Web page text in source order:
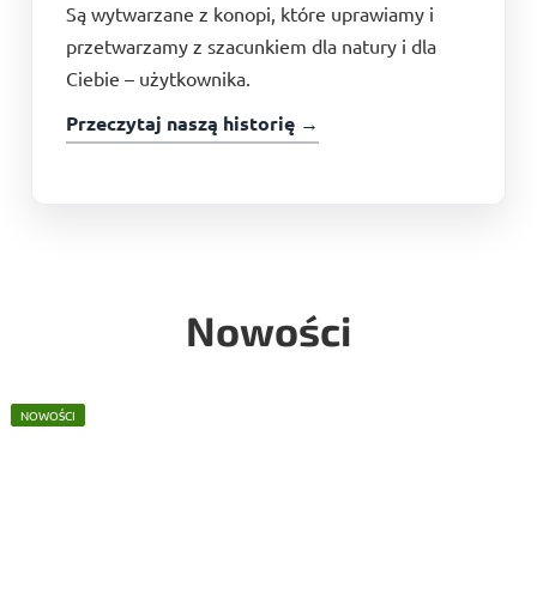
Są wytwarzane z konopi, które uprawiamy i
przetwarzamy z szacunkiem dla natury i dla
Ciebie – użytkownika.
Przeczytaj naszą historię →
Nowości
NOWOŚCI
NOWOŚCI